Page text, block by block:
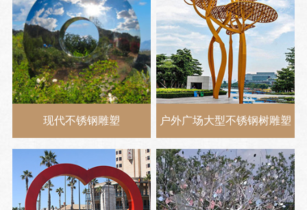
现代不锈钢雕塑 户外广场大型不锈钢树雕塑